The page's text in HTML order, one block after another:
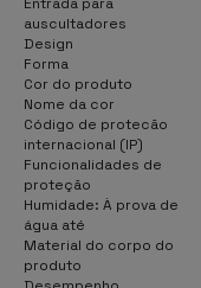
auscultadores
Design
Forma
Cor do produto
Nome da cor
Código de protecão
internacional (IP)
Funcionalidades de
proteção
Humidade: À prova de
água até
Material do corpo do
produto